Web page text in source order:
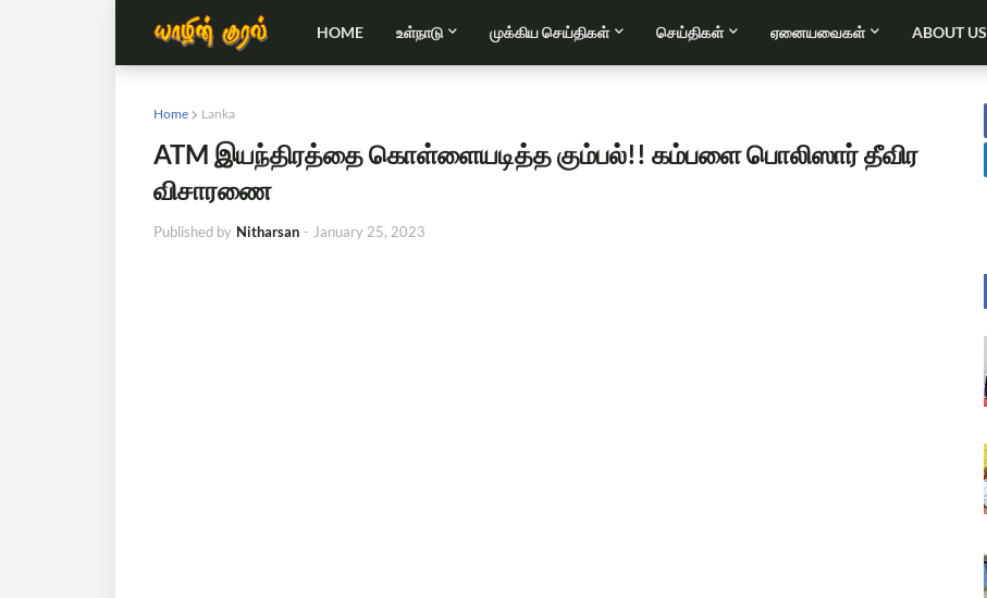
HOME உள்நாடு முக்கிய செய்திகள் செய்திகள் ஏனையவைகள் ABOUT US
Home Lanka
ATM இயந்திரத்தை கொள்ளையடித்த கும்பல்!! கம்பளை பொலிஸார் தீவிர
விசாரணை
Published by Nitharsan - January 25, 2023